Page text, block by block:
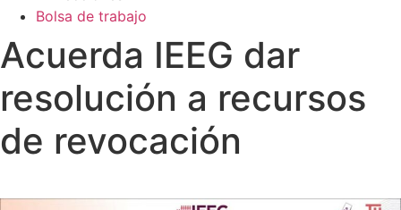
Bolsa de trabajo
Acuerda IEEG dar
resolución a recursos
de revocación